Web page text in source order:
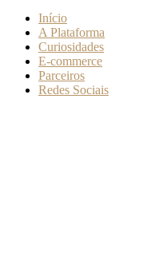
Início
A Plataforma
Curiosidades
E-commerce
Parceiros
Redes Sociais